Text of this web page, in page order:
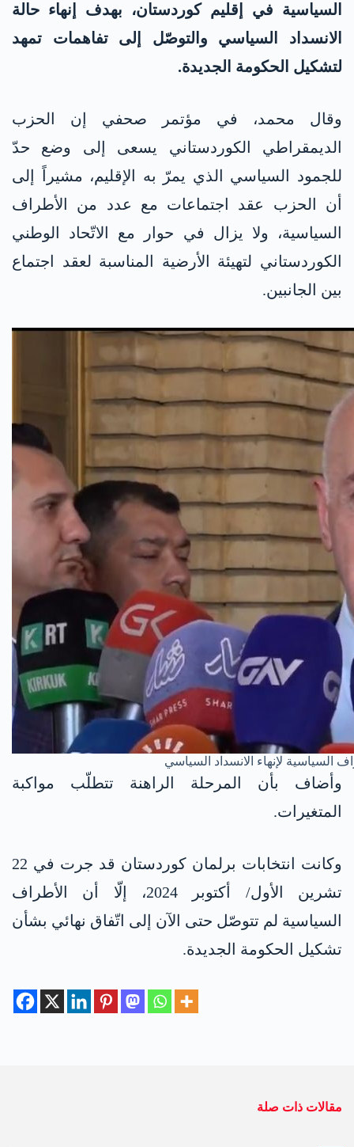
السياسية في إقليم كوردستان، بهدف إنهاء حالة
الانسداد السياسي والتوصّل إلى تفاهمات تمهد
لتشكيل الحكومة الجديدة.
وقال محمد، في مؤتمر صحفي إن الحزب
الديمقراطي الكوردستاني يسعى إلى وضع حدّ
للجمود السياسي الذي يمرّ به الإقليم، مشيراً إلى
أن الحزب عقد اجتماعات مع عدد من الأطراف
السياسية، ولا يزال في حوار مع الاتّحاد الوطني
الكوردستاني لتهيئة الأرضية المناسبة لعقد اجتماع
بين الجانبين.
وأضاف بأن المرحلة الراهنة تتطلّب مواكبة
المتغيرات.
وكانت انتخابات برلمان كوردستان قد جرت في 22
تشرين الأول/ أكتوبر 2024، إلّا أن الأطراف
السياسية لم تتوصّل حتى الآن إلى اتّفاق نهائي بشأن
تشكيل الحكومة الجديدة.
مقالات ذات صلة